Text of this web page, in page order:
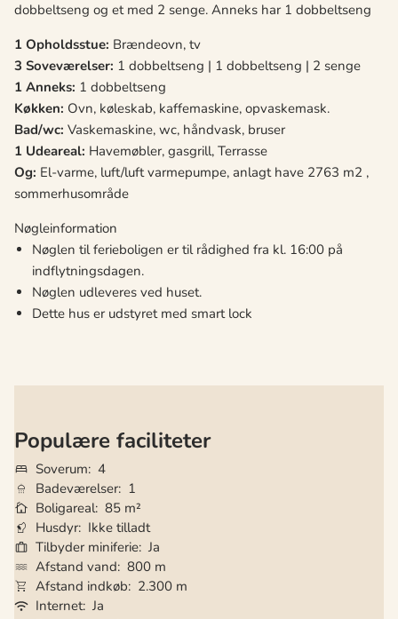
dobbeltseng og et med 2 senge. Anneks har 1 dobbeltseng
1 Opholdsstue: Brændeovn, tv
3 Soveværelser: 1 dobbeltseng | 1 dobbeltseng | 2 senge
1 Anneks: 1 dobbeltseng
Køkken: Ovn, køleskab, kaffemaskine, opvaskemask.
Bad/wc: Vaskemaskine, wc, håndvask, bruser
1 Udeareal: Havemøbler, gasgrill, Terrasse
Og: El-varme, luft/luft varmepumpe, anlagt have 2763 m2 ,
sommerhusområde
Nøgleinformation
Nøglen til ferieboligen er til rådighed fra kl. 16:00 på
indflytningsdagen.
Nøglen udleveres ved huset.
Dette hus er udstyret med smart lock
Populære faciliteter
Soverum 4
Badeværelser 1
Boligareal 85 m²
Husdyr Ikke tilladt
Tilbyder miniferie Ja
Afstand vand 800 m
Afstand indkøb
2.300 m
Internet Ja